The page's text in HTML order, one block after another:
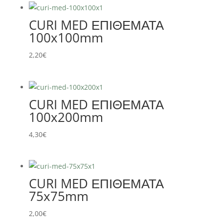
CURI MED ΕΠΙΘΕΜΑΤΑ
100x100mm
2,20€
CURI MED ΕΠΙΘΕΜΑΤΑ
100x200mm
4,30€
CURI MED ΕΠΙΘΕΜΑΤΑ
75x75mm
2,00€